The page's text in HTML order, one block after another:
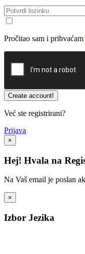
Pročitao sam i prihvaćam
Već ste registrirani?
Prijava
×
Hej! Hvala na
Na Vaš email je poslan
×
Izbor Jezika